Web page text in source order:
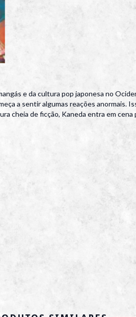
e da cultura pop japonesa no
a sentir algumas reações anormais.
cheia de ficção, Kaneda entra em